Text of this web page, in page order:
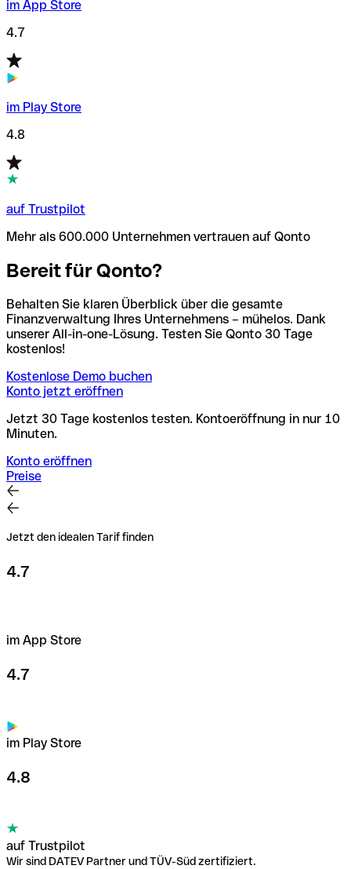
im App Store
4.7
im Play Store
4.8
auf Trustpilot
Mehr als 600.000 Unternehmen vertrauen auf Qonto
Bereit für Qonto?
Behalten Sie klaren Überblick über die gesamte
Finanzverwaltung Ihres Unternehmens – mühelos. Dank
unserer All-in-one-Lösung. Testen Sie Qonto 30 Tage
kostenlos!
Kostenlose Demo buchen
Konto jetzt eröffnen
Jetzt 30 Tage kostenlos testen. Kontoeröffnung in nur 10
Minuten.
Konto eröffnen
Preise
Jetzt den idealen Tarif finden
4.7
im App Store
4.7
im Play Store
4.8
auf Trustpilot
Wir sind DATEV Partner und TÜV-Süd zertifiziert.